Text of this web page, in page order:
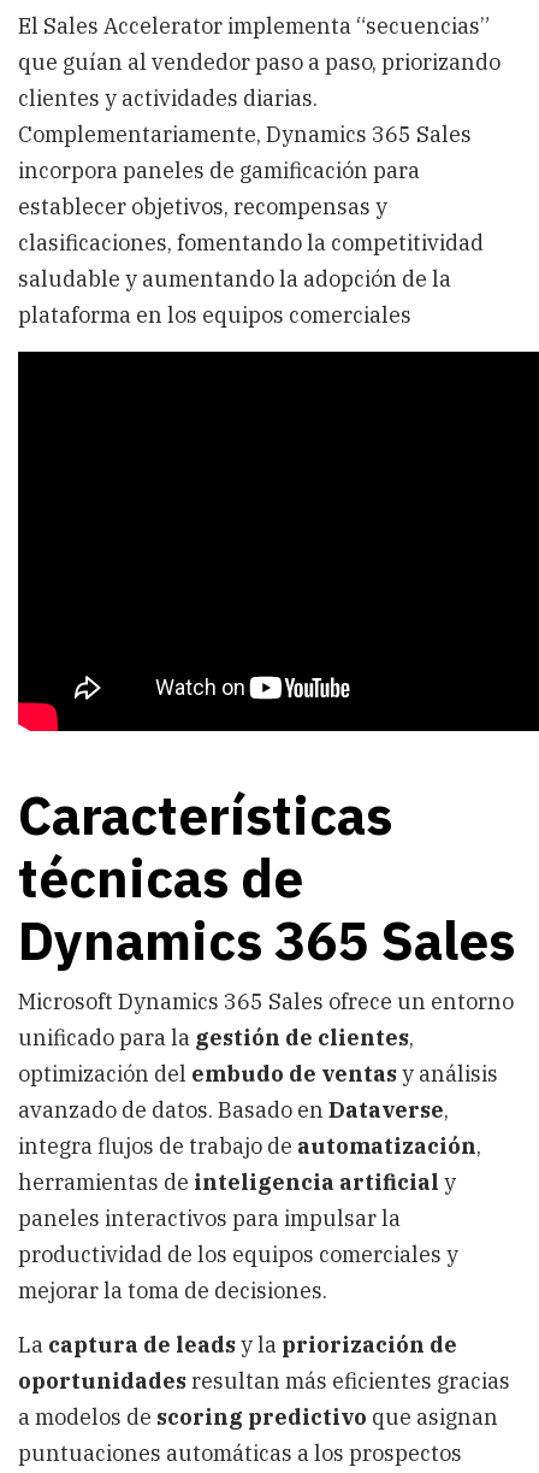
El Sales Accelerator implementa “secuencias”
que guían al vendedor paso a paso, priorizando
clientes y actividades diarias.
Complementariamente, Dynamics 365 Sales
incorpora paneles de gamificación para
establecer objetivos, recompensas y
clasificaciones, fomentando la competitividad
saludable y aumentando la adopción de la
plataforma en los equipos comerciales
Características
técnicas de
Dynamics 365 Sales
Microsoft Dynamics 365 Sales ofrece un entorno
unificado para la gestión de clientes,
optimización del embudo de ventasy análisis
avanzado de datos. Basado en Dataverse,
integra flujos de trabajo de automatización,
herramientas de inteligencia artificial y
paneles interactivos para impulsar la
productividad de los equipos comerciales y
mejorar la toma de decisiones.
La captura de leadsy la priorización de
oportunidadesresultan más eficientes gracias
a modelos de scoring predictivo que asignan
puntuaciones automáticas a los prospectos